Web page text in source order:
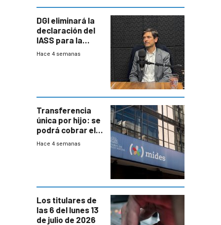
DGI eliminará la
declaración del
IASS para la
mayoría de los
Hace 4 semanas
Transferencia
única por hijo: se
podrá cobrar el
100% en efectivo
Hace 4 semanas
Los titulares de
las 6 del lunes 13
de julio de 2026